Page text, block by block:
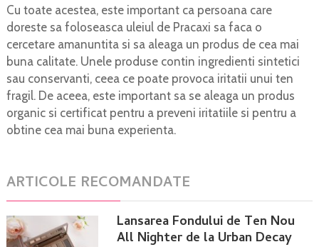
Cu toate acestea, este important ca persoana care
doreste sa foloseasca uleiul de Pracaxi sa faca o
cercetare amanuntita si sa aleaga un produs de cea mai
buna calitate. Unele produse contin ingredienti sintetici
sau conservanti, ceea ce poate provoca iritatii unui ten
fragil. De aceea, este important sa se aleaga un produs
organic si certificat pentru a preveni iritatiile si pentru a
obtine cea mai buna experienta.
ARTICOLE RECOMANDATE
Lansarea Fondului de Ten Nou
All Nighter de la Urban Decay